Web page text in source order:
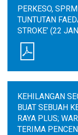
PERKESO,
TUNTUTAN
STROKE’ (22
KEHILANGAN
BUAT SEBUAH
RAYA PLUS;
TERIMA